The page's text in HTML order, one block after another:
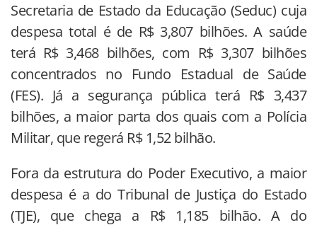
Secretaria de Estado da Educação (Seduc) cuja
despesa total é de R$ 3,807 bilhões. A saúde
terá R$ 3,468 bilhões, com R$ 3,307 bilhões
concentrados no Fundo Estadual de Saúde
(FES). Já a segurança pública terá R$ 3,437
bilhões, a maior parta dos quais com a Polícia
Militar, que regerá R$ 1,52 bilhão.
Fora da estrutura do Poder Executivo, a maior
despesa é a do Tribunal de Justiça do Estado
(TJE), que chega a R$ 1,185 bilhão. A do